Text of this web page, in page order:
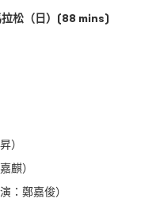
拉松（日）(88 mins)
）
麒）
：鄭嘉俊）